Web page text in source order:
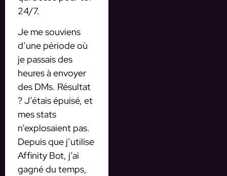
24/7.
Je me souviens
d’une période où
je passais des
heures à envoyer
des DMs. Résultat
? J’étais épuisé, et
mes stats
n’explosaient pas.
Depuis que j’utilise
Affinity Bot, j’ai
gagné du temps,